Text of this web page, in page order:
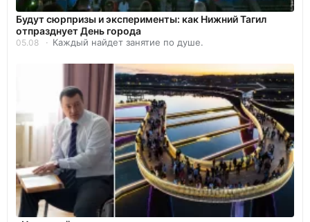
Будут сюрпризы и эксперименты: как Нижний Тагил
отпразднует День города
05.08 Каждый найдет занятие по душе.